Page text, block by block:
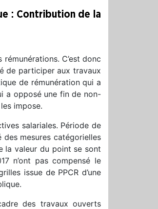
: Contribution de la
C’est donc
de participer aux travaux
de rémunération qui a
a opposé une fin de non-
impose.
salariales. Période de
des mesures catégorielles
la valeur du point se sont
n’ont pas compensé le
issue de PPCR d’une
des travaux ouverts